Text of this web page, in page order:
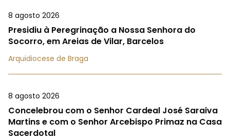
8 agosto 2026
Presidiu à Peregrinação a Nossa Senhora do
Socorro, em Areias de Vilar, Barcelos
Arquidiocese de Braga
8 agosto 2026
Concelebrou com o Senhor Cardeal José Saraiva
Martins e com o Senhor Arcebispo Primaz na Casa
Sacerdotal